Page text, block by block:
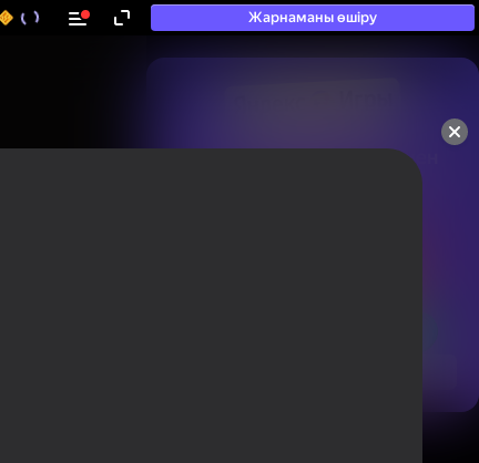
Жарнаманы өшіру
50+ топ ойындар, олармен